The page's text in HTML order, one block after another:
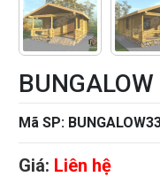
Mã SP:
Giá: Liên hệ